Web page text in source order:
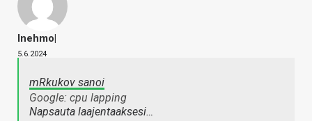
Inehmo|
5.6.2024
mRkukov sanoi
Google: cpu lapping
Napsauta laajentaaksesi…